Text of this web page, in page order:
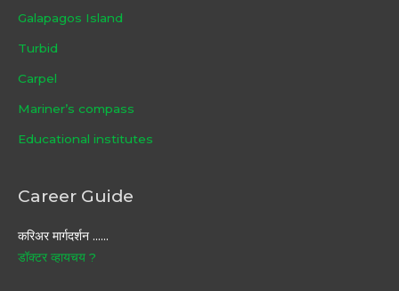
Galapagos Island
Turbid
Carpel
Mariner’s compass
Educational institutes
Career Guide
करिअर मार्गदर्शन ……
डॉक्टर व्हायचय ?